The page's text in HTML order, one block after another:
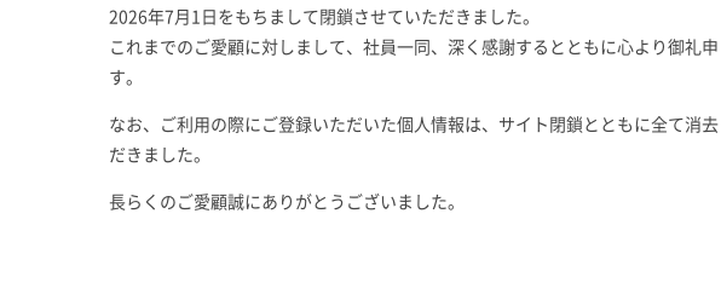
2026年7月1日をもちまして閉鎖させていただきました。
これまでのご愛顧に対しまして、社員一同、深く感謝するとともに心より御礼
す。
なお、ご利用の際にご登録いただいた個人情報は、サイト閉鎖とともに全て消
だきました。
長らくのご愛顧誠にありがとうございました。